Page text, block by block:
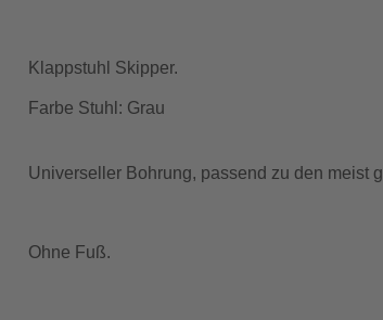
Klappstuhl Skipper.
Farbe Stuhl: Grau
Universeller Bohrung, passend zu den meist
Ohne Fuß.